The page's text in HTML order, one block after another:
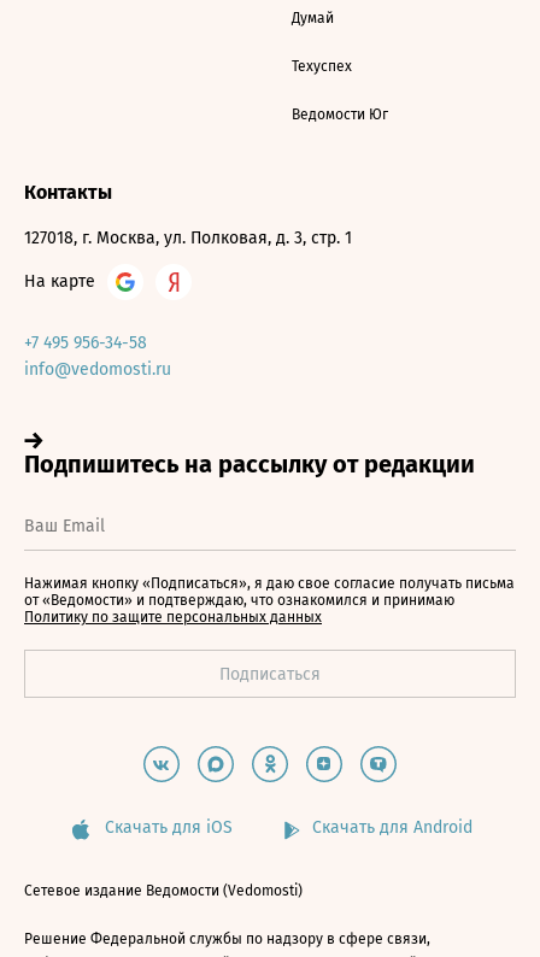
Думай
Техуспех
Ведомости Юг
Контакты
127018, г. Москва, ул. Полковая, д. 3, стр. 1
На карте
+7 495 956-34-58
info@vedomosti.ru
Нажимая кнопку «Подписаться», я даю свое согласие получать письма
от «Ведомости» и подтверждаю, что ознакомился и принимаю
Политику по защите персональных данных
Скачать для iOS Скачать для Android
Сетевое издание Ведомости (Vedomosti)
Решение Федеральной службы по надзору в сфере связи,